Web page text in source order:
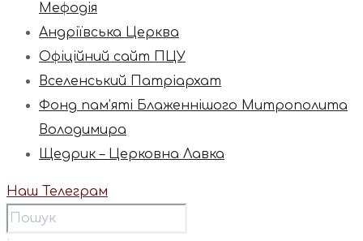
Мефодія
Андріївська Церква
Офіційний сайт ПЦУ
Вселенський Патріархат
Фонд пам’яті Блаженнішого Митрополита
Володимира
Щедрик – Церковна Лавка
Наш Телеграм